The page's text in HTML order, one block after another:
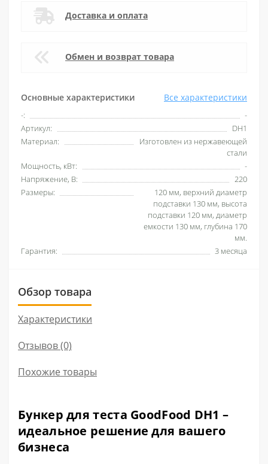
Основные характеристики Все характеристики
-:
-
Артикул:
DH1
Материал:
Изготовлен из нержавеющей
стали
Мощность, кВт:
-
Напряжение, В:
220
Размеры:
120 мм, верхний диаметр
подставки 130 мм, высота
подставки 120 мм, диаметр
емкости 130 мм, глубина 170
мм.
Гарантия:
3 месяца
Доставка и оплата
Обмен и возврат товара
Обзор товара
Характеристики
Отзывов (0)
Похожие товары
Бункер для теста GoodFood DH1 –
идеальное решение для вашего
бизнеса